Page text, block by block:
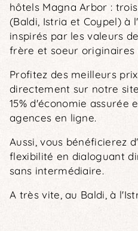
hôtels Magna Arbor :
(Baldi, Istria et Coypel) à
inspirés par les valeurs
frère et soeur originaires
Profitez des meilleurs
directement sur notre
15% d'économie assurée
agences en ligne.
Aussi, vous bénéficierez
flexibilité en dialoguant
sans intermédiaire.
A très vite, au Baldi, à